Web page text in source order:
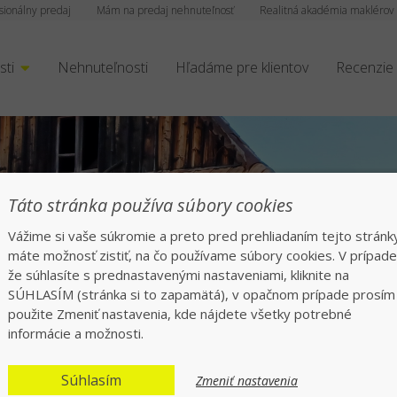
Realitná akadémia maklérov
Mám na predaj nehnuteľnosť
predaj
Nehnuteľnosti Hľadáme pre klientov Recenzie
chalupa v
Táto stránka používa súbory cookies
Vážime si vaše súkromie a preto pred prehliadaním tejto
máte možnosť zistiť, na čo používame súbory cookies. V
že súhlasíte s prednastavenými nastaveniami, kliknite na
SÚHLASÍM (stránka si to zapamätá), v opačnom prípade prosím
použite Zmeniť nastavenia, kde nájdete všetky potrebné
informácie a možnosti.
Súhlasím Zmeniť nastavenia